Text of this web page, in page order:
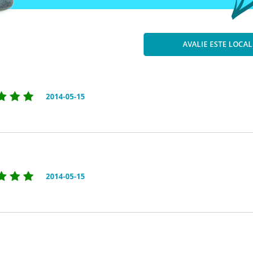
AVALIE ESTE LOCAL
2014-05-15
2014-05-15